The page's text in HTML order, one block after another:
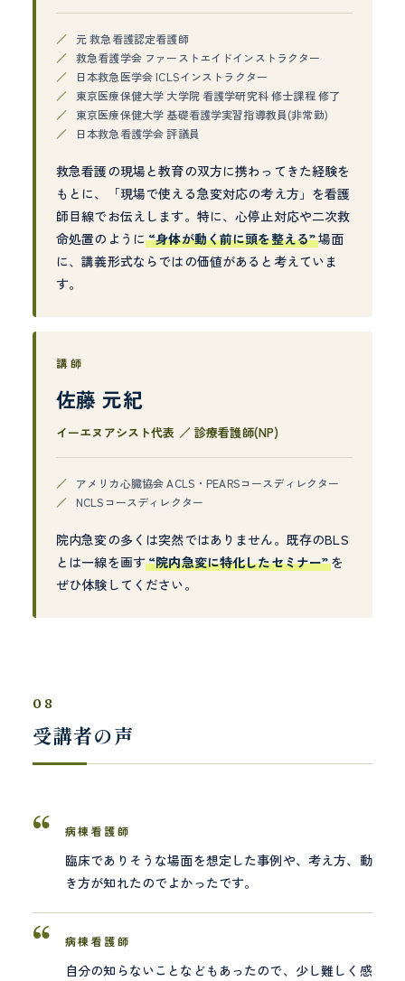
元 救急看護認定看護師
救急看護学会 ファーストエイドインストラクター
日本救急医学会 ICLSインストラクター
東京医療保健大学 大学院 看護学研究科 修士課程 修了
東京医療保健大学 基礎看護学実習指導教員(非常勤)
日本救急看護学会 評議員
救急看護の現場と教育の双方に携わってきた経験を
もとに、「現場で使える急変対応の考え方」を看護
師目線でお伝えします。特に、心停止対応や二次救
命処置のように“身体が動く前に頭を整える”場面
に、講義形式ならではの価値があると考えていま
す。
講師
佐藤 元紀
イーエヌアシスト代表 ／ 診療看護師(NP)
アメリカ心臓協会 ACLS・PEARSコースディレクター
NCLSコースディレクター
院内急変の多くは突然ではありません。既存のBLS
とは一線を画す“院内急変に特化したセミナー”を
ぜひ体験してください。
08
受講者の声
病棟看護師
臨床でありそうな場面を想定した事例や、考え方、動
き方が知れたのでよかったです。
病棟看護師
自分の知らないことなどもあったので、少し難しく感